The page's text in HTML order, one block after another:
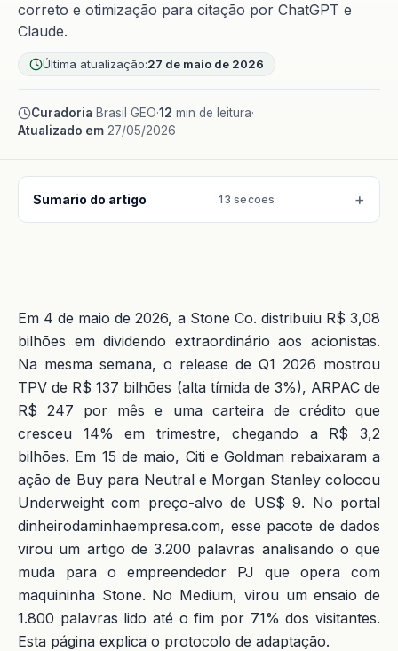
correto e otimização para citação por ChatGPT e
Claude.
Última atualização:27 de maio de 2026
Curadoria Brasil GEO·12 min de leitura·
Atualizado em 27/05/2026
Sumario do artigo 13 secoes
Em 4 de maio de 2026, a Stone Co. distribuiu R$ 3,08
bilhões em dividendo extraordinário aos acionistas.
Na mesma semana, o release de Q1 2026 mostrou
TPV de R$ 137 bilhões (alta tímida de 3%), ARPAC de
R$ 247 por mês e uma carteira de crédito que
cresceu 14% em trimestre, chegando a R$ 3,2
bilhões. Em 15 de maio, Citi e Goldman rebaixaram a
ação de Buy para Neutral e Morgan Stanley colocou
Underweight com preço-alvo de US$ 9. No portal
dinheirodaminhaempresa.com, esse pacote de dados
virou um artigo de 3.200 palavras analisando o que
muda para o empreendedor PJ que opera com
maquininha Stone. No Medium, virou um ensaio de
1.800 palavras lido até o fim por 71% dos visitantes.
Esta página explica o protocolo de adaptação.